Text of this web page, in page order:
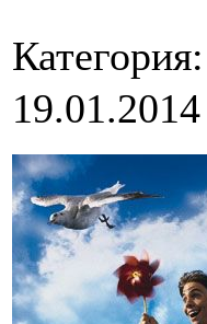
Категория: